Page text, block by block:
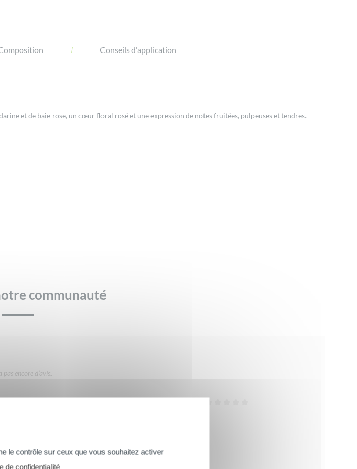
Conseils d'application
et de baie rose, un cœur floral rosé et une expression de notes fruitées, pulpeuses et tendres.
communauté
pas encore d’avis.
le contrôle sur ceux que vous souhaitez activer
de confidentialité